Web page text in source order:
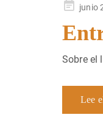
Publicado
junio
Sobre el
Lee